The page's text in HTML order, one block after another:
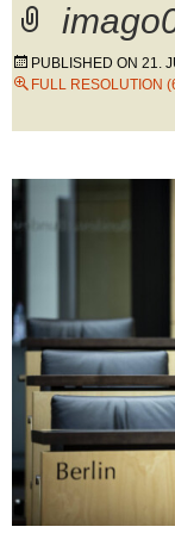
PUBLISHED ON 21.
FULL RESOLUTION